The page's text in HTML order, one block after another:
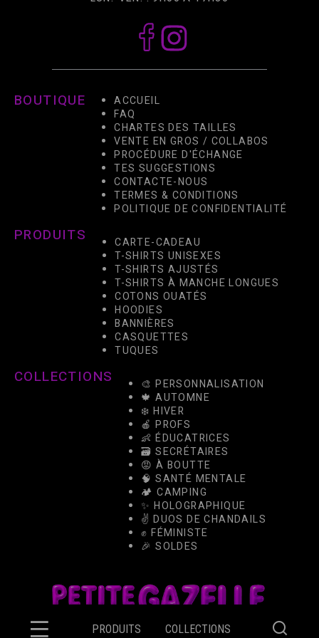
BOUTIQUE
ACCUEIL
FAQ
CHARTES DES TAILLES
VENTE EN GROS / COLLABOS
PROCÉDURE D'ÉCHANGE
TES SUGGESTIONS
CONTACTE-NOUS
TERMES & CONDITIONS
POLITIQUE DE CONFIDENTIALITÉ
PRODUITS
CARTE-CADEAU
T-SHIRTS UNISEXES
T-SHIRTS AJUSTÉS
T-SHIRTS À MANCHE LONGUES
COTONS OUATÉS
HOODIES
BANNIÈRES
CASQUETTES
TUQUES
COLLECTIONS
🎨 PERSONNALISATION
🍁 AUTOMNE
❄️ HIVER
🍎 PROFS
👶 ÉDUCATRICES
🗃️ SECRÉTAIRES
😡 À BOUTTE
🧠 SANTÉ MENTALE
🏕️ CAMPING
✨ HOLOGRAPHIQUE
✌️ DUOS DE CHANDAILS
✊ FÉMINISTE
🎉 SOLDES
PRODUITS COLLECTIONS